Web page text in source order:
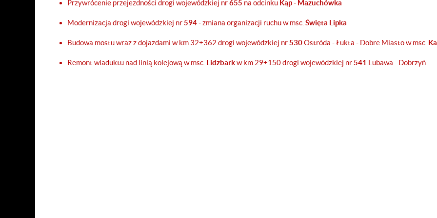
Przywrócenie przejezdności drogi wojewódzkiej nr655 na odcinku Kąp - Mazuchówka
Modernizacja drogi wojewódzkiej nr594- zmiana organizacji ruchu w msc.Święta Lipka
Budowa mostu wraz z dojazdami w km 32+362 drogi wojewódzkiej nr530Ostróda - Łukta - Dobre Miasto w msc.
Remont wiaduktu nad linią kolejową w msc. Lidzbarkw km 29+150 drogi wojewódzkiej nr541 Lubawa - Dobrzyń